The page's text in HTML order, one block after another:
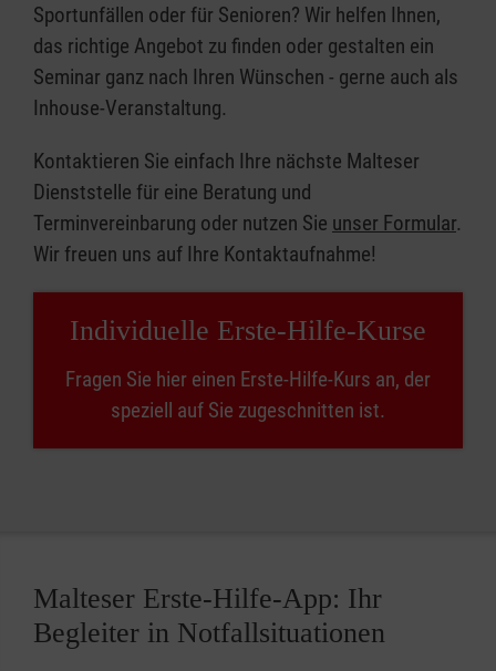
Sportunfällen oder für Senioren? Wir helfen Ihnen,
das richtige Angebot zu finden oder gestalten ein
Seminar ganz nach Ihren Wünschen - gerne auch als
Inhouse-Veranstaltung.
Kontaktieren Sie einfach Ihre nächste Malteser
Dienststelle für eine Beratung und
Terminvereinbarung oder nutzen Sie unser Formular.
Wir freuen uns auf Ihre Kontaktaufnahme!
Individuelle Erste-Hilfe-Kurse
Fragen Sie hier einen Erste-Hilfe-Kurs an, der
speziell auf Sie zugeschnitten ist.
Malteser Erste-Hilfe-App: Ihr
Begleiter in Notfallsituationen